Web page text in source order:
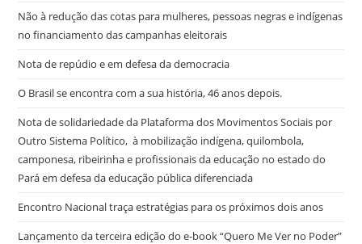
Não à redução das cotas para mulheres, pessoas negras e indígenas
no financiamento das campanhas eleitorais
Nota de repúdio e em defesa da democracia
O Brasil se encontra com a sua história, 46 anos depois.
Nota de solidariedade da Plataforma dos Movimentos Sociais por
Outro Sistema Político, à mobilização indígena, quilombola,
camponesa, ribeirinha e profissionais da educação no estado do
Pará em defesa da educação pública diferenciada
Encontro Nacional traça estratégias para os próximos dois anos
Lançamento da terceira edição do e-book “Quero Me Ver no Poder”